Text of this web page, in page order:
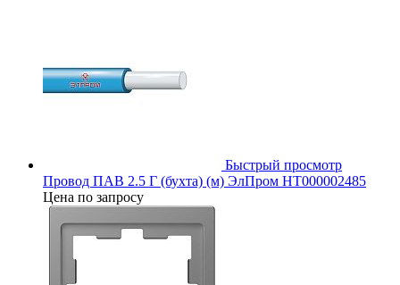
Быстрый просмотр
Провод ПАВ 2.5 Г (бухта) (м) ЭлПром НТ000002485
Цена по запросу